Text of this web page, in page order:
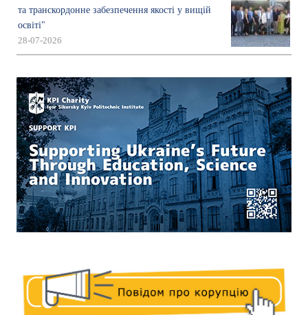
та транскордонне забезпечення якості у вищій
освіті"
28-07-2026